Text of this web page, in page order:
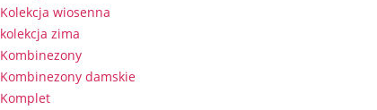
Kolekcja wiosenna
kolekcja zima
Kombinezony
Kombinezony damskie
Komplet